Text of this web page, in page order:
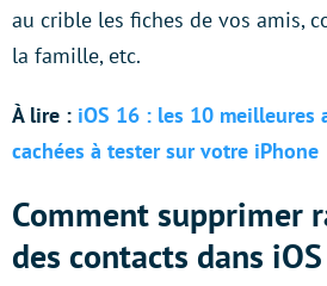
au crible les fiches de vos amis,
la famille, etc.
À lire : iOS 16 : les 10 meilleures
cachées à tester sur votre iPhone
Comment supprimer
des contacts dans